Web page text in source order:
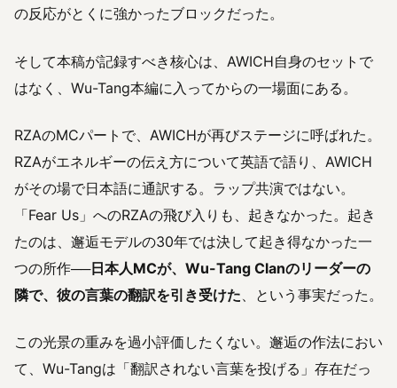
の反応がとくに強かったブロックだった。
そして本稿が記録すべき核心は、AWICH自身のセットで
はなく、Wu-Tang本編に入ってからの一場面にある。
RZAのMCパートで、AWICHが再びステージに呼ばれた。
RZAがエネルギーの伝え方について英語で語り、AWICH
がその場で日本語に通訳する。ラップ共演ではない。
「Fear Us」へのRZAの飛び入りも、起きなかった。起き
たのは、邂逅モデルの30年では決して起き得なかった一
つの所作──日本人MCが、Wu-Tang Clanのリーダーの
隣で、彼の言葉の翻訳を引き受けた 、という事実だった。
この光景の重みを過小評価したくない。邂逅の作法におい
て、Wu-Tangは「翻訳されない言葉を投げる」存在だっ